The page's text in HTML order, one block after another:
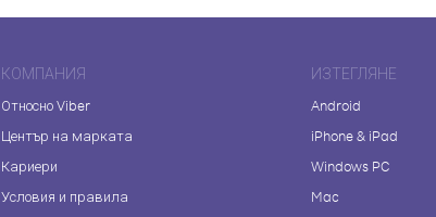
КОМПАНИЯ
Относно Viber
Център на марката
Кариери
Условия и правила
ИЗТЕГЛЯНЕ
Android
iPhone & iPad
Windows PC
Mac